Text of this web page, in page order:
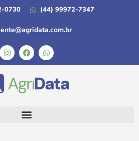
0730 (44) 99972-7347